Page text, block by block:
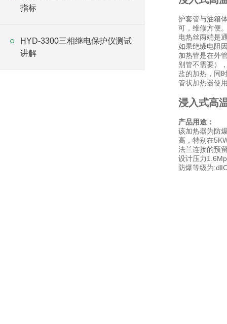
指标
HYD-3300三相继电保护仪测试
讲解
护套管与油箱
可，维修方便
电热丝两端是
如果绝缘电阻
加热管是在外
别管不需要）
盐的加热，同
管状加热器使
浸入式高
产品用途：
该加热器为防
高，特别在
法兰连接的预
设计压力
防爆等级为